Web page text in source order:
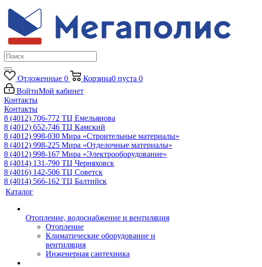
Отложенные 0 Корзина0 пуста 0
ВойтиМой кабинет
Контакты
Контакты
8 (4012) 706-772 ТЦ Емельянова
8 (4012) 652-746 ТЦ Камский
8 (4012) 998-030 Мира «Строительные материалы»
8 (4012) 998-225 Мира «Отделочные материалы»
8 (4012) 998-167 Мира «Электрооборудование»
8 (4014) 131-790 ТЦ Черняховск
8 (4016) 142-506 ТЦ Советск
8 (4014) 566-162 ТЦ Балтийск
Каталог
Отопление, водоснабжение и вентиляция
Отопление
Климатические оборудование и
вентиляция
Инженерная сантехника